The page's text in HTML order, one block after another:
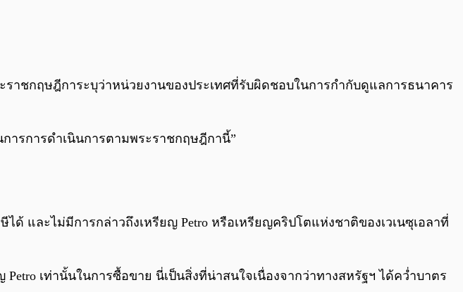
ชกฤษฎีการะบุว่าหน่วยงานของประเทศที่รับผิดชอบในการกำกับดูแลการธนาคาร
ารการดำเนินการตามพระราชกฤษฎีกานี้”
และไม่มีการกล่าวถึงเหรียญ Petro หรือเหรียญคริปโตแห่งชาติของเวเนซุเอลาที่
เท่านั้นในการซื้อขาย นี่เป็นสิ่งที่น่าสนใจเนื่องจากว่าทางสหรัฐฯ ได้คว่ำบาตร